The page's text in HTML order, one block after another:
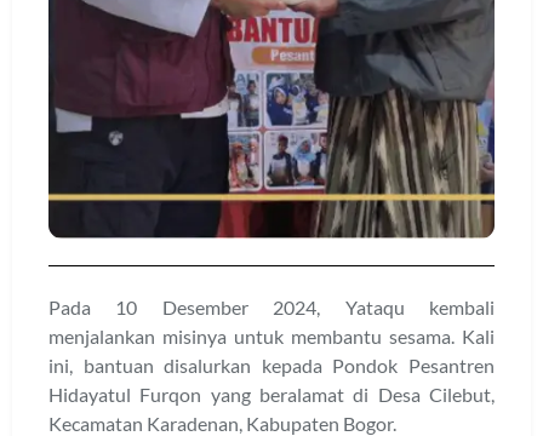
Pada 10 Desember 2024, Yataqu kembali
menjalankan misinya untuk membantu sesama. Kali
ini, bantuan disalurkan kepada Pondok Pesantren
Hidayatul Furqon yang beralamat di Desa Cilebut,
Kecamatan Karadenan, Kabupaten Bogor.